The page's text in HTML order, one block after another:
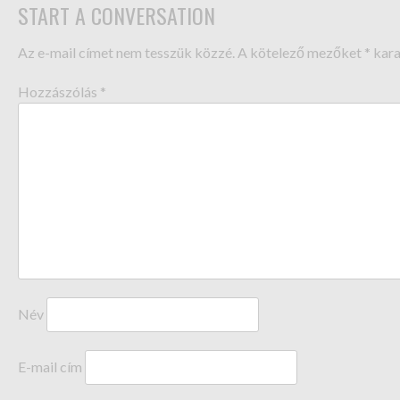
START A CONVERSATION
Az e-mail címet nem tesszük közzé. A kötelező mezőket *
Hozzászólás *
Név
E-mail cím